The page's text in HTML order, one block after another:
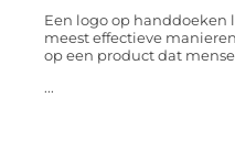
Een logo op handdoeken
meest effectieve
op een product dat
...